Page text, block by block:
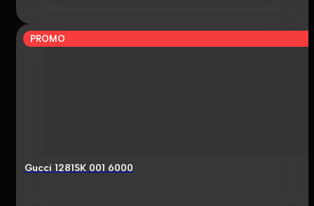
PROMO
Gucci 1281SK 001 6000